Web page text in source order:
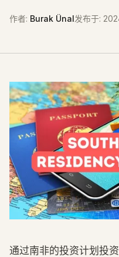
作者: Burak Ünal发布于:
通过南非的投资计划投